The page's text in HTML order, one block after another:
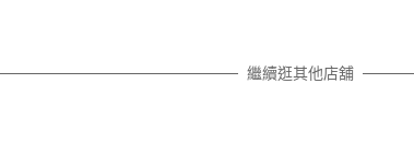
繼續逛其他店舖